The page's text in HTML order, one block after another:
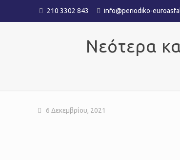
210 3302 843 info@periodiko-
Νεότερα
6 Δεκεμβρίου, 2021